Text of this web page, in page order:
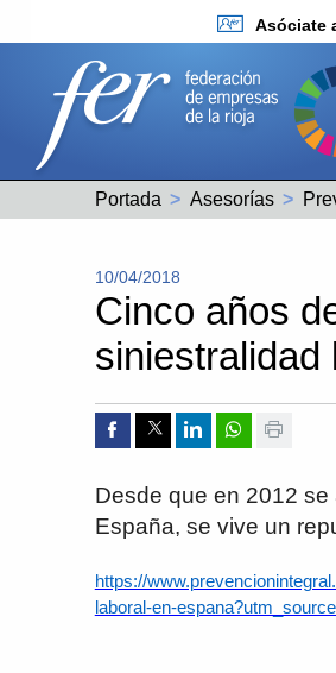
Asóciate
Portada Asesorías
10/04/2018
Cinco años
siniestralidad
Compartir por Facebook
Compartir por Twitter
Compartir por
Compartir
Desde que en 2012
España, se vive un
https://
laboral-en-